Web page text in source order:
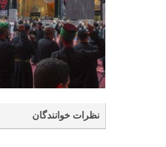
نظرات خوانندگان